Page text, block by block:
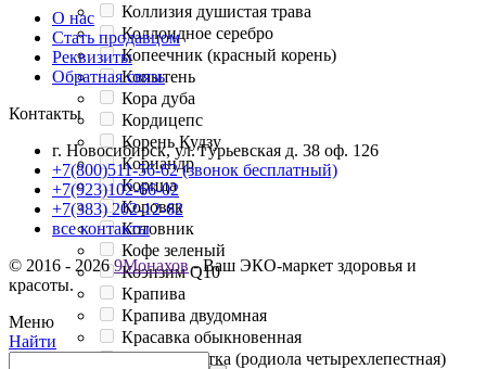
Коллизия душистая трава
Коллоидное серебро
Копеечник (красный корень)
Копытень
Кора дуба
Кордицепс
Корень Кудзу
Кориандр
Корица
Коровяк
Котовник
Кофе зеленый
Коэнзим Q10
Крапива
Крапива двудомная
Красавка обыкновенная
Красная щетка (родиола четырехлепестная)
О нас
Стать продавцом
Реквизиты
Обратная связь
Контакты
г. Новосибирск, ул. Гурьевская д. 38 оф. 126
+7(800)511-56-62 (звонок бесплатный)
+7(923)102-66-02
+7(383) 202-12-62
все контакты
© 2016 - 20269Монахов- Ваш ЭКО-маркет здоровья и
красоты.
Меню
Найти